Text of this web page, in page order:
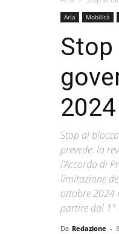
Aria Mobilità
Stop
2024
Stop al
prevede: la
l’Accordo di
limitazione
ottobre 2024
partire dal
Da Redazione -